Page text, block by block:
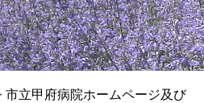
市立甲府病院ホームページ及び